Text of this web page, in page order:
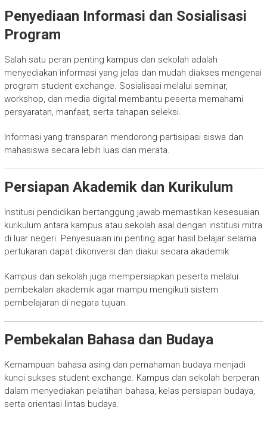
Penyediaan Informasi dan Sosialisasi
Program
Salah satu peran penting kampus dan sekolah adalah
menyediakan informasi yang jelas dan mudah diakses mengenai
program student exchange. Sosialisasi melalui seminar,
workshop, dan media digital membantu peserta memahami
persyaratan, manfaat, serta tahapan seleksi.
Informasi yang transparan mendorong partisipasi siswa dan
mahasiswa secara lebih luas dan merata.
Persiapan Akademik dan Kurikulum
Institusi pendidikan bertanggung jawab memastikan kesesuaian
kurikulum antara kampus atau sekolah asal dengan institusi mitra
di luar negeri. Penyesuaian ini penting agar hasil belajar selama
pertukaran dapat dikonversi dan diakui secara akademik.
Kampus dan sekolah juga mempersiapkan peserta melalui
pembekalan akademik agar mampu mengikuti sistem
pembelajaran di negara tujuan.
Pembekalan Bahasa dan Budaya
Kemampuan bahasa asing dan pemahaman budaya menjadi
kunci sukses student exchange. Kampus dan sekolah berperan
dalam menyediakan pelatihan bahasa, kelas persiapan budaya,
serta orientasi lintas budaya.